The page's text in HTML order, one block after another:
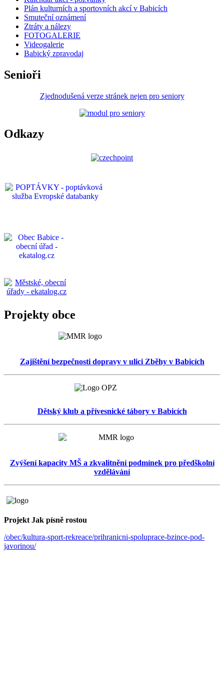
Plán kulturních a sportovních akcí v Babicích
Smuteční oznámení
Ztráty a nálezy
FOTOGALERIE
Videogalerie
Babický zpravodaj
Senioři
Zjednodušená verze stránek nejen pro seniory
Odkazy
Projekty obce
Zajištění bezpečnosti dopravy v ulici Zběhy v Babicích
Dětský klub a přívesnické tábory v Babicích
Zvýšení kapacity MŠ a zkvalitnění podmínek pro předškolní
vzdělávání
Projekt Jak písně rostou
/obec/kultura-sport-rekreace/prihranicni-spoluprace-bzince-pod-
javorinou/